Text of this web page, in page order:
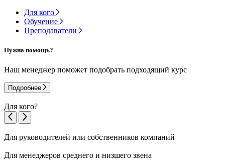
Для кого
Обучение
Преподаватели
Нужна помощь?
Наш менеджер поможет подобрать подходящий курс
Подробнее
Для кого?
Для руководителей или собственников компаний
Для менеджеров среднего и низшего звена